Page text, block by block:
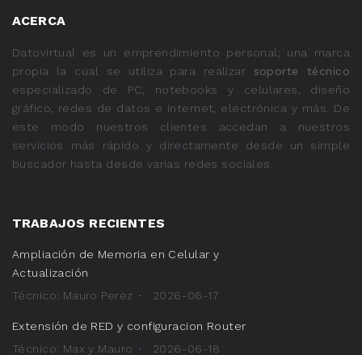
ACERCA
Datovirtual es un emprendimiento personal; una marca
propia la cual se utiliza para realizar soporte técnico
especializado de PC, notebooks y celulares, diseño
gráfico, redes de datos e internet, electrónica y más. De
este modo nuestros clientes accedan a nuestros
servicios más rápido y directamente desde un simple
buscador hasta desde varias redes sociales.
TRABAJOS RECIENTES
Ampliación de Memoria en Celular y
Actualización
Técnico: Mauro Perez
2026-06-17
Extensión de RED y configuracion Router
Técnico: Max y Mauro
2026-06-18